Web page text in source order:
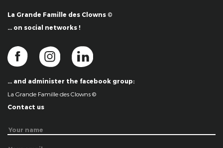
La Grande Famille des Clowns ©
… on social networks !
… and administer the facebook group:
La Grande Famille des Clowns ©
Contact us